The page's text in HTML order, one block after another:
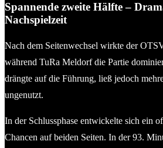
Spannende zweite Hälfte –
Nachspielzeit
Nach dem Seitenwechsel wirkte der
während TuRa Meldorf die Partie
drängte auf die Führung, ließ jedoch
ungenutzt.
In der Schlussphase entwickelte sich ein
Chancen auf beiden Seiten. In der 93.